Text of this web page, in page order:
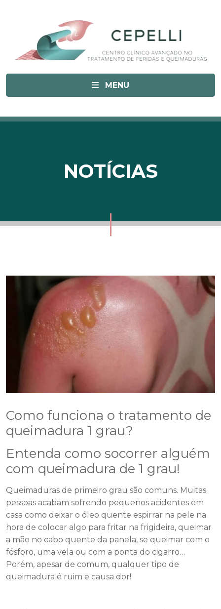
MENU
NOTÍCIAS
Como funciona o tratamento de
queimadura 1 grau?
Entenda como socorrer alguém
com queimadura de 1 grau!
Queimaduras de primeiro grau são comuns. Muitas
pessoas acabam sofrendo pequenos acidentes em
casa como deixar o óleo quente espirrar na pele na
hora de colocar algo para fritar na frigideira, queimar
a mão no cabo quente da panela, se queimar com o
fósforo, uma vela ou com a ponta do cigarro…
Porém, apesar de comum, qualquer tipo de
queimadura é ruim e causa dor!